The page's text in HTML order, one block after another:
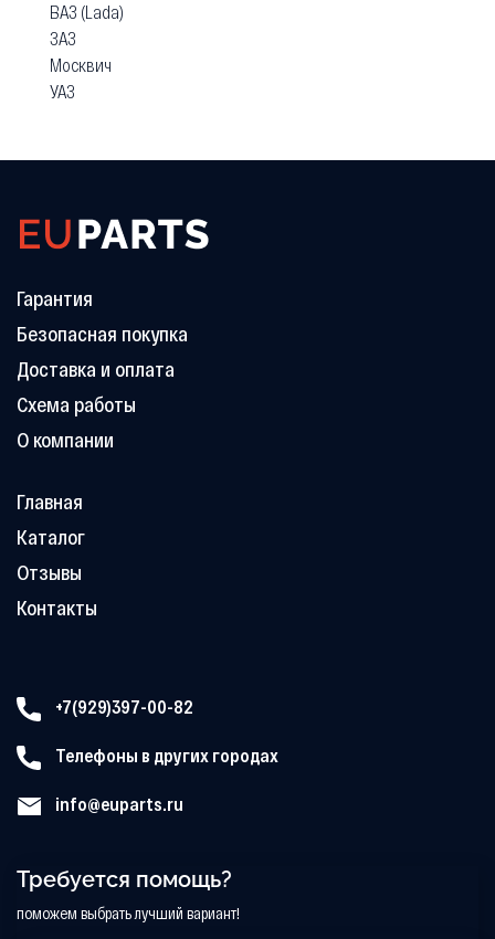
ВАЗ (Lada)
ЗАЗ
Москвич
УАЗ
Гарантия
Безопасная покупка
Доставка и оплата
Схема работы
О компании
Главная
Каталог
Отзывы
Контакты
+7(929)397-00-82
Телефоны в других городах
info@euparts.ru
Требуется помощь?
поможем выбрать лучший вариант!